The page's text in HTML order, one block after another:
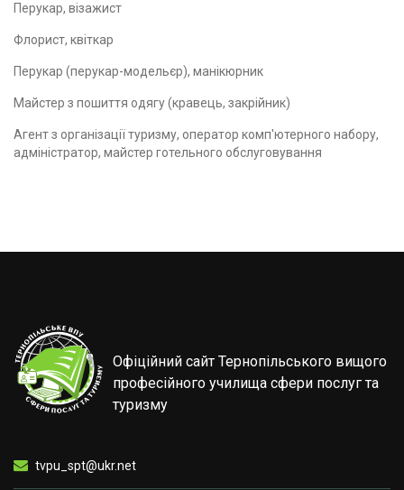
Перукар, візажист
Флорист, квіткар
Перукар (перукар-модельєр), манікюрник
Майстер з пошиття одягу (кравець, закрійник)
Агент з організації туризму, оператор комп'ютерного набору,
адміністратор, майстер готельного обслуговування
Офіційний сайт Тернопільського вищого
професійного училища сфери послуг та
туризму
tvpu_spt@ukr.net